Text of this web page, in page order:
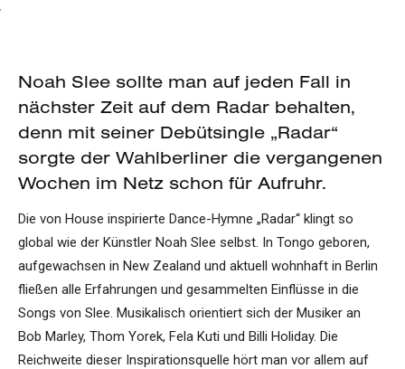
Noah Slee sollte man auf jeden Fall in
nächster Zeit auf dem Radar behalten,
denn mit seiner Debütsingle „Radar“
sorgte der Wahlberliner die vergangenen
Wochen im Netz schon für Aufruhr.
Die von House inspirierte Dance-Hymne „Radar“ klingt so
global wie der Künstler Noah Slee selbst. In Tongo geboren,
aufgewachsen in New Zealand und aktuell wohnhaft in Berlin
fließen alle Erfahrungen und gesammelten Einflüsse in die
Songs von Slee. Musikalisch orientiert sich der Musiker an
Bob Marley, Thom Yorek, Fela Kuti und Billi Holiday. Die
Reichweite dieser Inspirationsquelle hört man vor allem auf